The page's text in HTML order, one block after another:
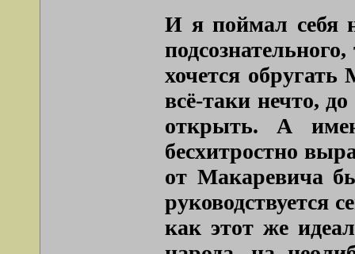
И я поймал себя
хочется
всё-таки нечто,
открыть. А
бесхитростно
от Макаревича
руководствуется
как этот же